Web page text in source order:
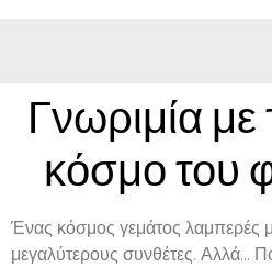
Γνωριμία με
κόσμο του
Ένας κόσμος γεμάτος λαμπερές
μεγαλύτερους συνθέτες. Αλλά…